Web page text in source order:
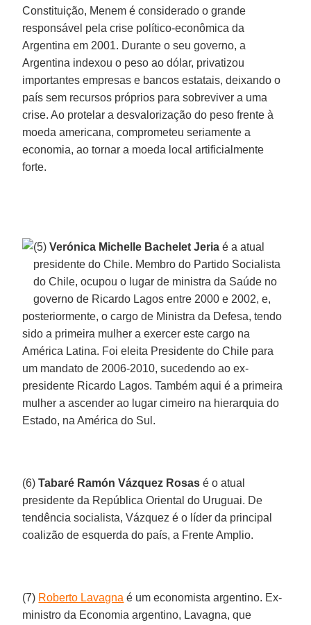
Constituição, Menem é considerado o grande
responsável pela crise político-econômica da
Argentina em 2001. Durante o seu governo, a
Argentina indexou o peso ao dólar, privatizou
importantes empresas e bancos estatais, deixando o
país sem recursos próprios para sobreviver a uma
crise. Ao protelar a desvalorização do peso frente à
moeda americana, comprometeu seriamente a
economia, ao tornar a moeda local artificialmente
forte.
(5)Verónica Michelle Bachelet Jeria é a atual
presidente do Chile. Membro do Partido Socialista
do Chile, ocupou o lugar de ministra da Saúde no
governo de Ricardo Lagos entre 2000 e 2002, e,
posteriormente, o cargo de Ministra da Defesa, tendo
sido a primeira mulher a exercer este cargo na
América Latina. Foi eleita Presidente do Chile para
um mandato de 2006-2010, sucedendo ao ex-
presidente Ricardo Lagos. Também aqui é a primeira
mulher a ascender ao lugar cimeiro na hierarquia do
Estado, na América do Sul.
(6)Tabaré Ramón Vázquez Rosas é o atual
presidente da República Oriental do Uruguai. De
tendência socialista, Vázquez é o líder da principal
coalizão de esquerda do país, a Frente Amplio.
(7) Roberto Lavagna é um economista argentino. Ex-
ministro da Economia argentino, Lavagna, que